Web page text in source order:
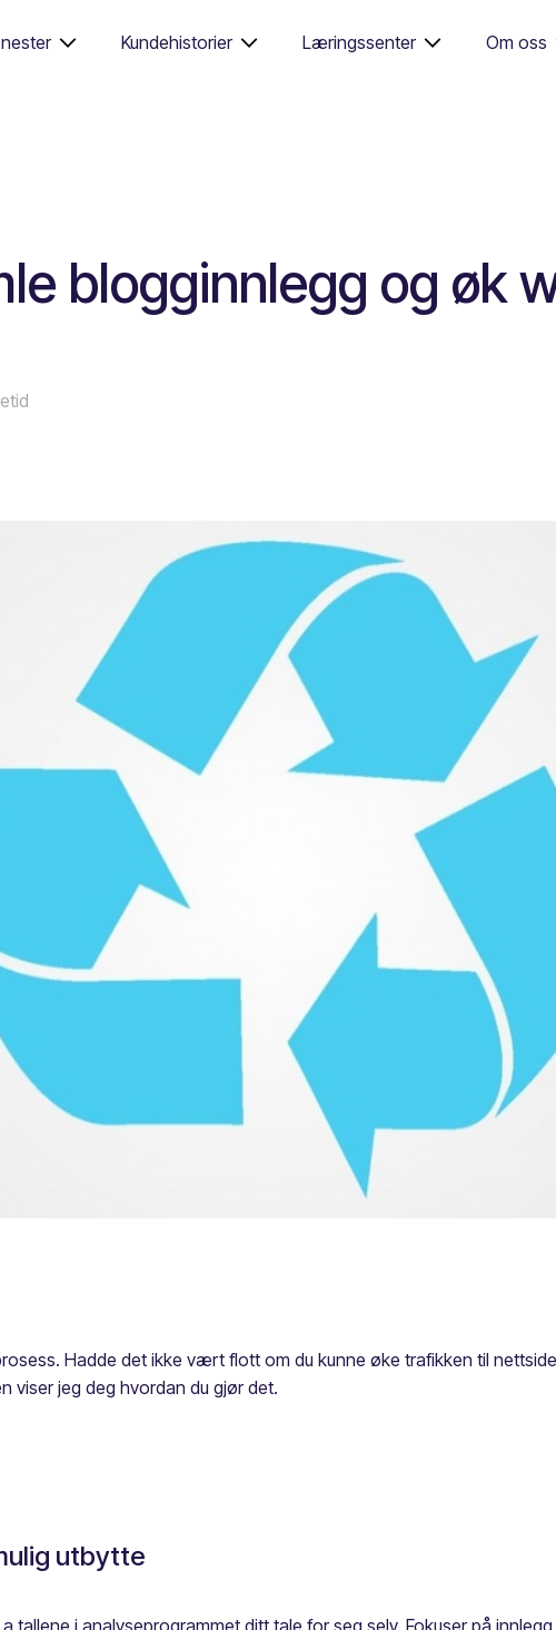
Kundehistorier Læringssenter Om oss
blogginnlegg og øk
Hadde det ikke vært flott om du kunne øke trafikken til
viser jeg deg hvordan du gjør det.
utbytte